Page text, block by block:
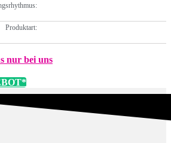
Produktart:
nur bei uns